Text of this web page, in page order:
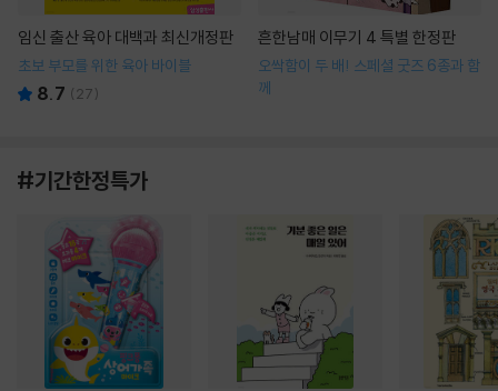
임신 출산 육아 대백과 최신개정판
초보 부모를 위한 육아 바이블
8.7 ( 27)
흔한남매 이무기 4 특별 한정판
오싹함이 두 배! 스페셜 굿즈 6종과 함
께
#기간한정특가